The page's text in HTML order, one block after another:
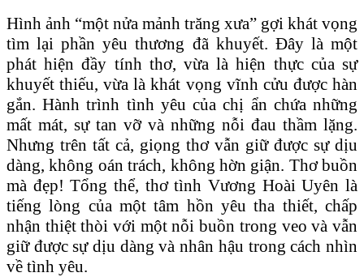
Hình ảnh “một nửa mảnh trăng xưa” gợi khát vọng
tìm lại phần yêu thương đã khuyết. Đây là một
phát hiện đầy tính thơ, vừa là hiện thực của sự
khuyết thiếu, vừa là khát vọng vĩnh cửu được hàn
gắn. Hành trình tình yêu của chị ẩn chứa những
mất mát, sự tan vỡ và những nỗi đau thầm lặng.
Nhưng trên tất cả, giọng thơ vẫn giữ được sự dịu
dàng, không oán trách, không hờn giận. Thơ buồn
mà đẹp! Tổng thể, thơ tình Vương Hoài Uyên là
tiếng lòng của một tâm hồn yêu tha thiết, chấp
nhận thiệt thòi với một nỗi buồn trong veo và vẫn
giữ được sự dịu dàng và nhân hậu trong cách nhìn
về tình yêu.